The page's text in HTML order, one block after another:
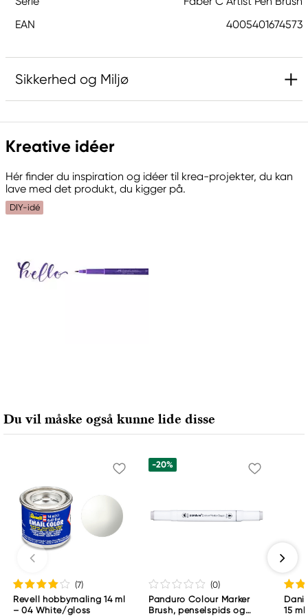
EAN
4005401674573
Sikkerhed og Miljø
Ansvarlig EU
Faber-Castell
Nürnberger Straße 2
90546 Stein, Germany
info@Faber-Castell.de
Kreative idéer
Hér finder du inspiration og idéer til krea-projekter, du kan
lave med det produkt, du kigger på.
DIY-idé
Du vil måske også kunne lide disse
(7)
Revell hobbymaling 14 ml
– 04 White/gloss
-20%
(0)
Panduro Colour Marker
Brush, penselspids og
15